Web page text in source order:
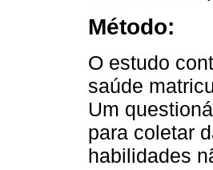
Método:
O estudo
saúde
Um
para coletar
habilidades